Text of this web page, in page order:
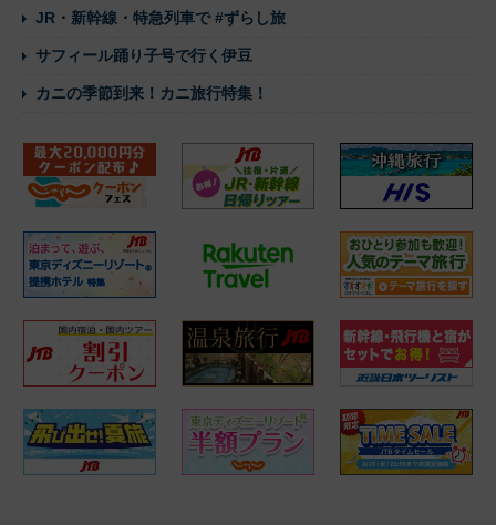
JR・新幹線・特急列車で #ずらし旅
サフィール踊り子号で行く伊豆
カニの季節到来！カニ旅行特集！